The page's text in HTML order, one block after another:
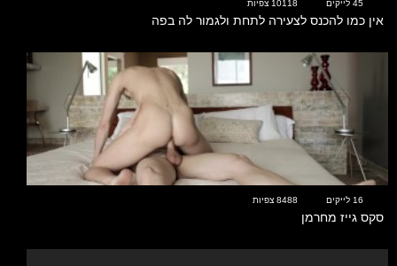
45 לייקים 10118 צפיות
אין כמו להכנס לצעירה לתחת ולגמור לה בפה
10:34
16 לייקים 8488 צפיות
סקס גייז מחרמן